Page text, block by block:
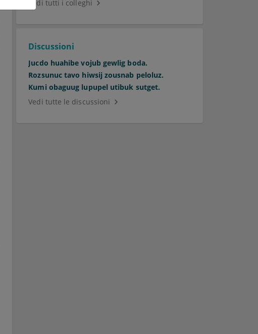
Vedi tutti i colleghi
Discussioni
Jucdo huahibe vojub gewlig boda.
Rozsunuc tavo hiwsij zousnab peloluz.
Kumi obaguug lupupel utibuk sutget.
Vedi tutte le discussioni